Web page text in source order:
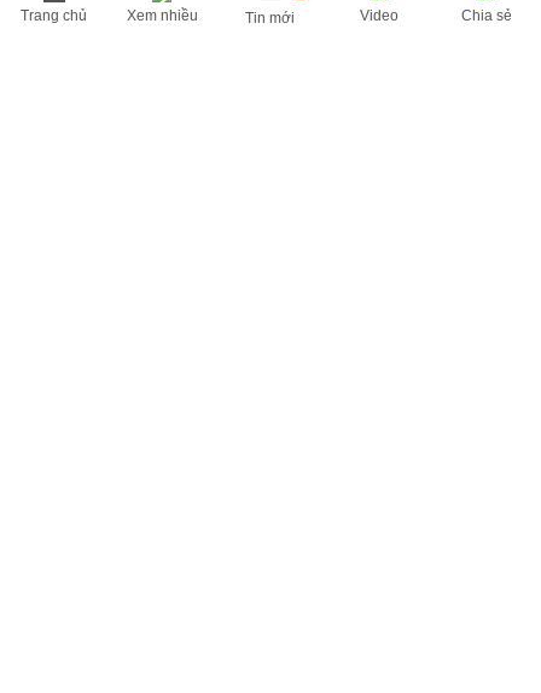
Trang chủ Xem nhiều Tin mới Video Chia sẻ